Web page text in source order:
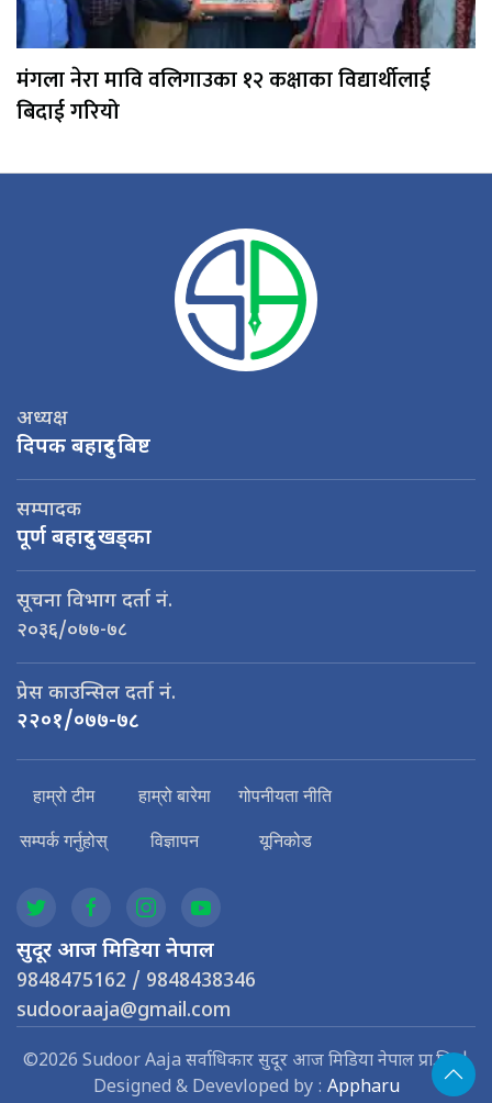
मंगला नेरा मावि वलिगाउका १२ कक्षाका विद्यार्थीलाई
बिदाई गरियो
अध्यक्ष
दिपक बहादुर बिष्ट
सम्पादक
पूर्ण बहादुर खड्का
सूचना विभाग दर्ता नं.
२०३६/०७७-७८
प्रेस काउन्सिल दर्ता नं.
२२०१/०७७-७८
हाम्रो टीम हाम्रो बारेमा गोपनीयता नीति
सम्पर्क गर्नुहोस् विज्ञापन यूनिकोड
सुदूर आज मिडिया नेपाल
9848475162 / 9848438346
sudooraaja@gmail.com
©2026 Sudoor Aaja सर्वाधिकार सुदूर आज मिडिया नेपाल प्रा.लि. |
Designed & Devevloped by : Appharu